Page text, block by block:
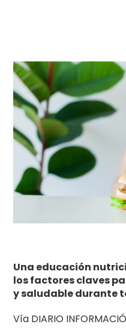
Una educación
los factores claves
y saludable durante
Vía DIARIO